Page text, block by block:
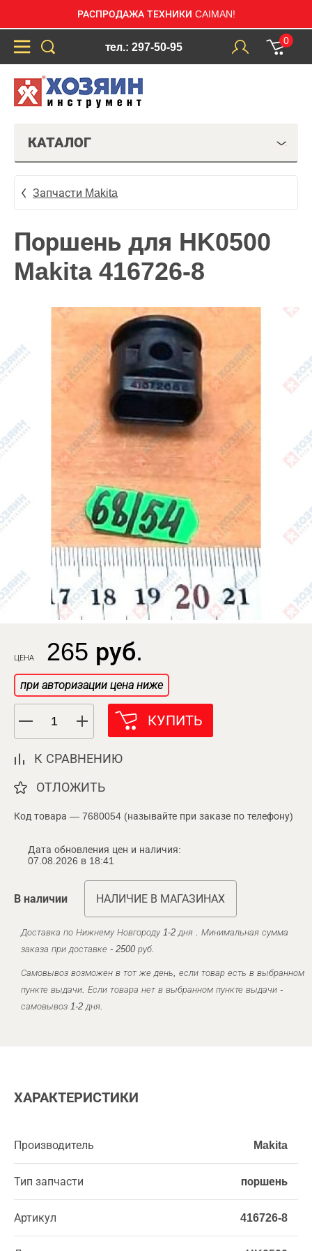
РАСПРОДАЖА ТЕХНИКИ CAIMAN!
тел.: 297-50-95
0
КАТАЛОГ
Запчасти Makita
Поршень для HK0500
Makita 416726-8
ЦЕНА 265 руб.
при авторизации цена ниже
КУПИТЬ
К СРАВНЕНИЮ
ОТЛОЖИТЬ
Код товара — 7680054 (называйте при заказе по телефону)
Дата обновления цен и наличия:
07.08.2026 в 18:41
В наличии НАЛИЧИЕ В МАГАЗИНАХ
Доставка по Нижнему Новгороду 1-2 дня . Минимальная сумма
заказа при доставке - 2500 руб.
Самовывоз возможен в тот же день, если товар есть в выбранном
пункте выдачи. Если товара нет в выбранном пункте выдачи -
самовывоз 1-2 дня.
ХАРАКТЕРИСТИКИ
Производитель Makita
Тип запчасти поршень
Артикул 416726-8